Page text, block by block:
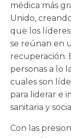
médica más
Unido,
que los
se reúnan en
recuperación.
personas a lo
cuales son
para liderar e
sanitaria y
Con las